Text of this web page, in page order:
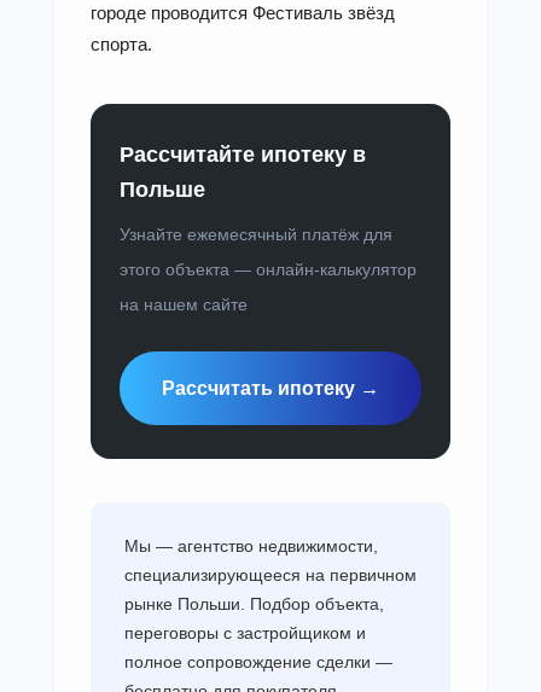
городе проводится Фестиваль звёзд
спорта.
Рассчитайте ипотеку в
Польше
Узнайте ежемесячный платёж для
этого объекта — онлайн-калькулятор
на нашем сайте
Рассчитать ипотеку →
Мы — агентство недвижимости,
специализирующееся на первичном
рынке Польши. Подбор объекта,
переговоры с застройщиком и
полное сопровождение сделки —